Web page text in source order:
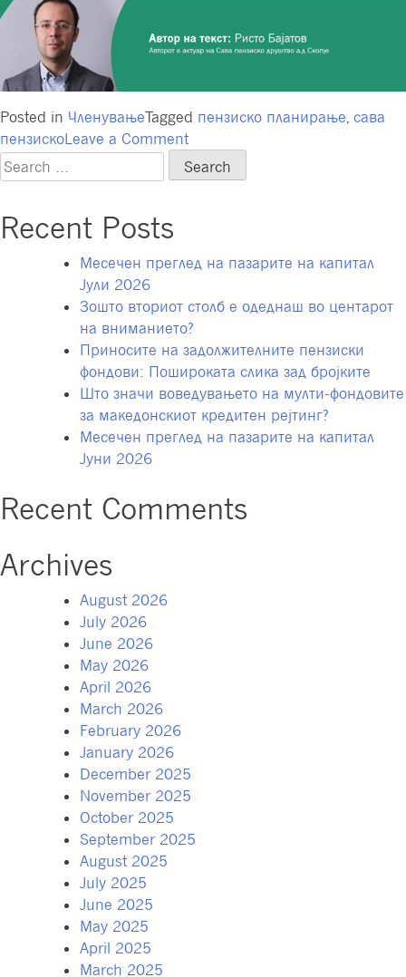
Posted in ЧленувањеTagged пензиско планирање, сава
пензискоLeave a Commenton
Време
за
Search
for:
Recent Posts
Месечен преглед на пазарите на капитал
Јули 2026
Зошто вториот столб е одеднаш во центарот
на вниманието?
Приносите на задолжителните пензиски
фондови: Пошироката слика зад бројките
Што значи воведувањето на мулти-фондовите
за македонскиот кредитен рејтинг?
Месечен преглед на пазарите на капитал
Јуни 2026
Recent Comments
Archives
August 2026
July 2026
June 2026
May 2026
April 2026
March 2026
February 2026
January 2026
December 2025
November 2025
October 2025
September 2025
August 2025
July 2025
June 2025
May 2025
April 2025
March 2025